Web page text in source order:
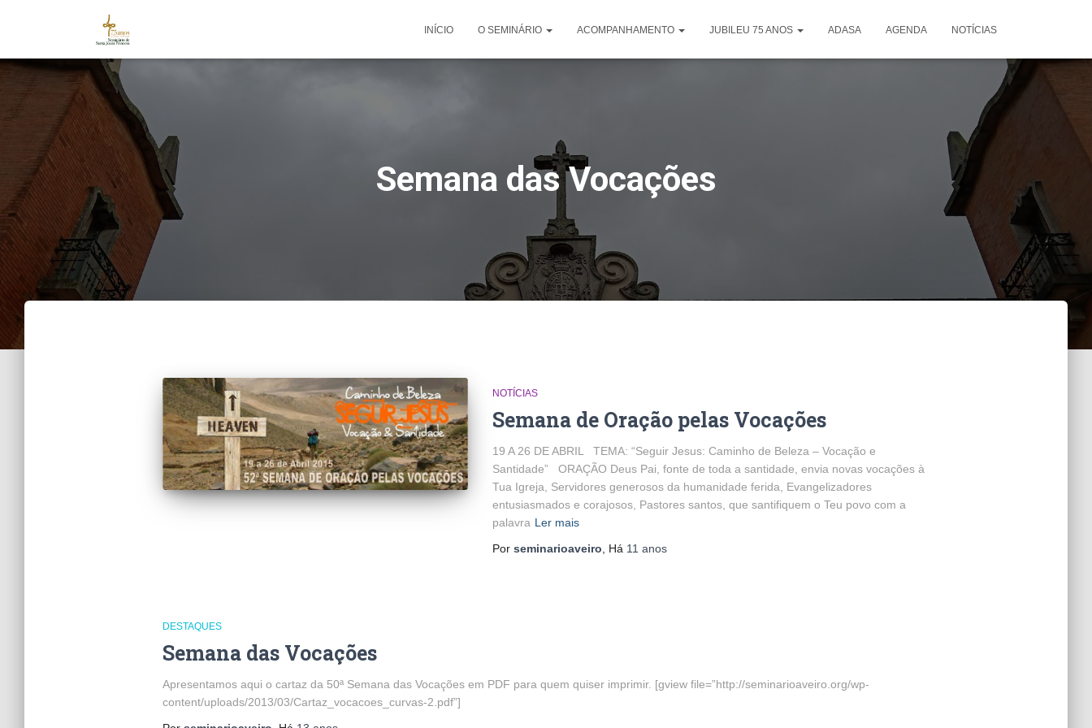
INÍCIO O SEMINÁRIO ACOMPANHAMENTO JUBILEU 75 ANOS ADASA AGENDA NOTÍCIAS
Semana das Vocações
NOTÍCIAS
Semana de Oração pelas Vocações
19 A 26 DE ABRIL TEMA: “Seguir Jesus: Caminho de Beleza – Vocação e
Santidade” ORAÇÃO Deus Pai, fonte de toda a santidade, envia novas vocações à
Tua Igreja, Servidores generosos da humanidade ferida, Evangelizadores
entusiasmados e corajosos, Pastores santos, que santifiquem o Teu povo com a
palavra Ler mais
Por seminarioaveiro , Há 11 anos
DESTAQUES
Semana das Vocações
Apresentamos aqui o cartaz da 50ª Semana das Vocações em PDF para quem quiser imprimir. [gview file=”http://seminarioaveiro.org/wp-
content/uploads/2013/03/Cartaz_vocacoes_curvas-2.pdf”]